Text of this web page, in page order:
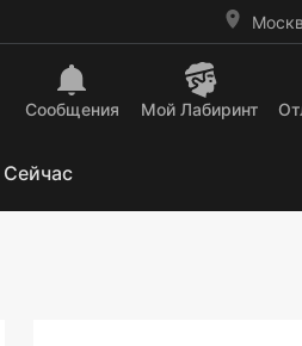
Сообщения Mой Лабиринт